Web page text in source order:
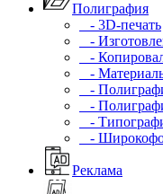
Полиграфия
- 3D-печать
-
-
-
-
-
-
-
Реклама